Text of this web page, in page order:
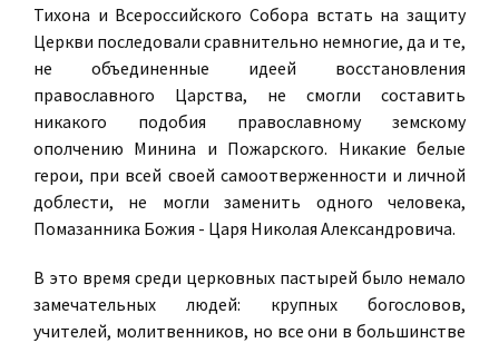
Тихона и Всероссийского Собора встать на защиту
Церкви последовали сравнительно немногие, да и те,
не объединенные идеей восстановления
православного Царства, не смогли составить
никакого подобия православному земскому
ополчению Минина и Пожарского. Никакие белые
герои, при всей своей самоотверженности и личной
доблести, не могли заменить одного человека,
Помазанника Божия - Царя Николая Александровича.
В это время среди церковных пастырей было немало
замечательных людей: крупных богословов,
учителей, молитвенников, но все они в большинстве